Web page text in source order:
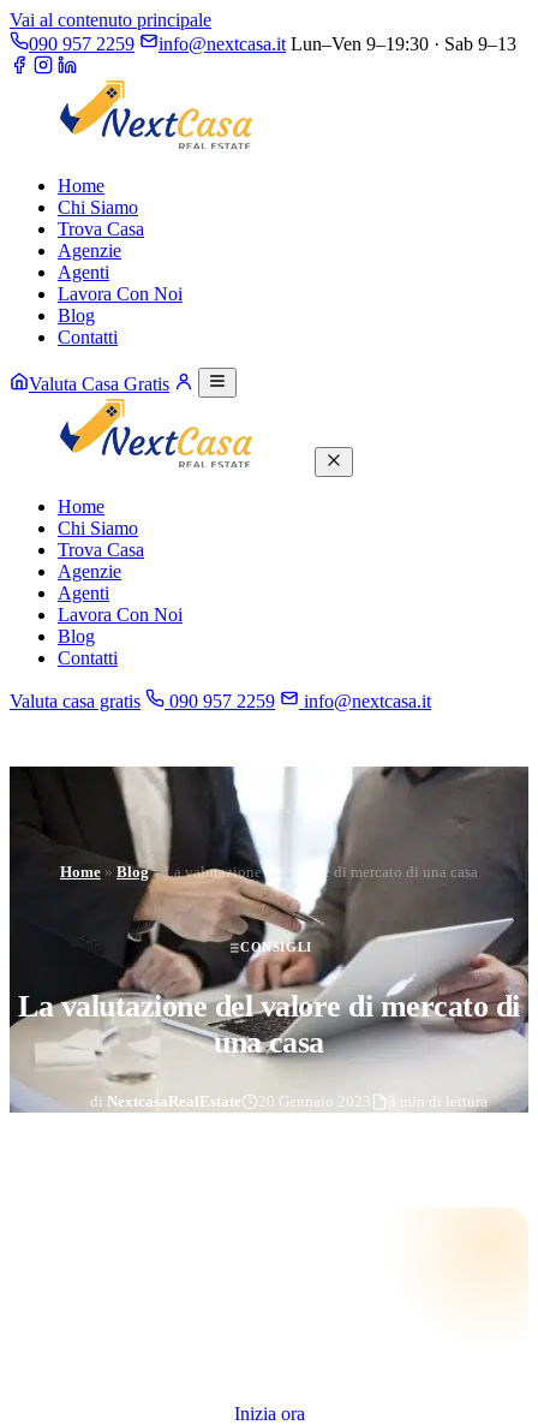
Vai al contenuto principale
090 957 2259
info@nextcasa.it Lun–Ven 9–19:30 · Sab 9–13
Home
Chi Siamo
Trova Casa
Agenzie
Agenti
Lavora Con Noi
Blog
Contatti
Valuta Casa Gratis
Home
Chi Siamo
Trova Casa
Agenzie
Agenti
Lavora Con Noi
Blog
Contatti
Valuta casa gratis 090 957 2259 info@nextcasa.it
Home » Blog»La valutazione del valore di mercato di una casa
CONSIGLI
La valutazione del valore di mercato di
una casa
di NextcasaRealEstate 20 Gennaio 2023 3 min di lettura
Inizia ora